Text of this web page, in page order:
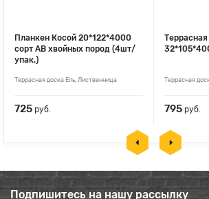
Планкен Косой 20*122*4000
сорт АВ хвойных пород (4шт/
упак.)
Террасная доска Ель, Лиственница
725 руб.
Террасная
795 руб.
Подпишитесь на нашу рассылку